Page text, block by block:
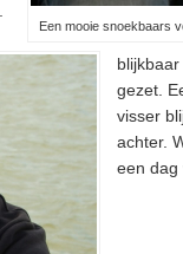
Een mooie snoekbaars
gezet.
visser
achter.
een dag